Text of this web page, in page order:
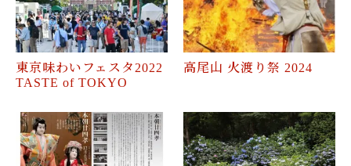
東京味わいフェスタ2022
TASTE of TOKYO
高尾山 火渡り祭 2024